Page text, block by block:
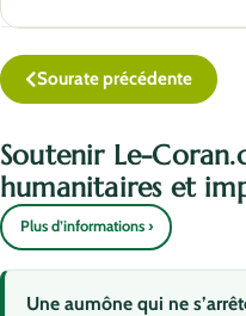
Sourate précédente
Soutenir Le-
humanitaires et
Plus d’informations ›
Une aumône qui ne